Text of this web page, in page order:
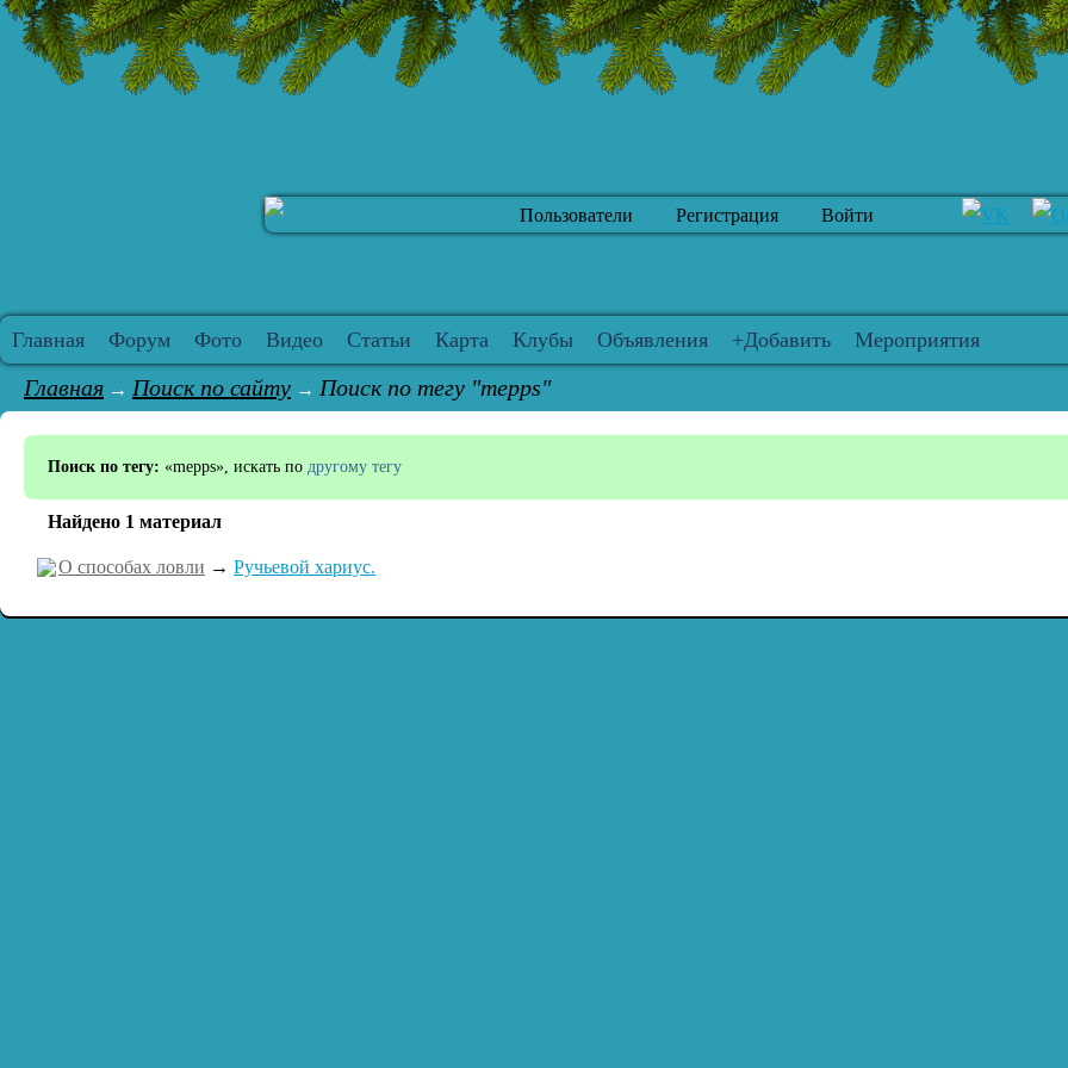
Пользователи Регистрация Войти
Главная Форум Фото Видео Статьи Карта Клубы Объявления +Добавить Мероприятия
Главная → Поиск по сайту → Поиск по тегу "mepps"
Поиск по тегу: «mepps», искать по другому тегу
Найдено 1 материал
О способах ловли → Ручьевой хариус.